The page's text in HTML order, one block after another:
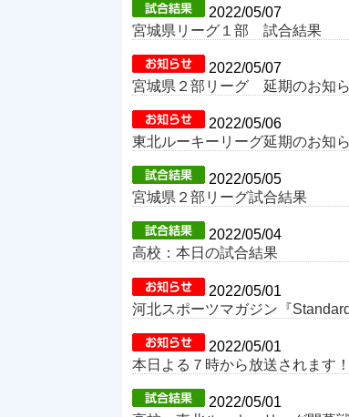
2022/05/07
宮城県リーグ１部 試合結果
2022/05/07
宮城県２部リーグ 延期のお知
2022/05/06
東北ルーキーリーグ延期のお知
2022/05/05
宮城県２部リーグ試合結果
2022/05/04
高校：本日の試合結果
2022/05/01
河北スポーツマガジン『
2022/05/01
本日よる７時から放送されます！
2022/05/01